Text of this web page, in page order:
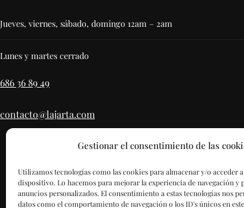
Gestionar el consentimiento de las
Utilizamos tecnologías como las cookies para almacenar y/o acceder
dispositivo. Lo hacemos para mejorar la experiencia de navegación y
anuncios personalizados. El consentimiento a estas tecnologías nos
datos como el comportamiento de navegación o los ID's únicos en
Jueves, viernes, sábado, domingo 12am – 2am
Lunes y martes cerrado
686 36 89 49
contacto@lajarta.com